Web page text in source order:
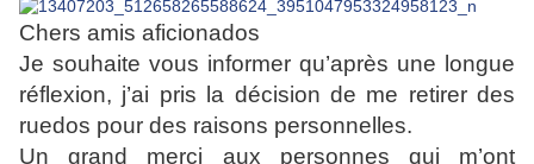
Chers amis aficionados
Je souhaite vous informer qu’après une longue
réflexion, j’ai pris la décision de me retirer des
ruedos pour des raisons personnelles.
Un grand merci aux personnes qui m’ont